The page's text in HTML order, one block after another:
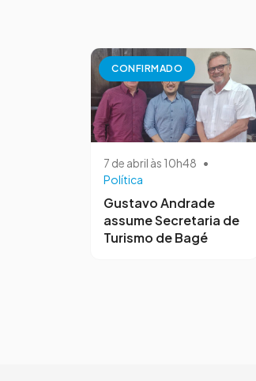
CONFIRMADO
7 de abril às 10h48 •
Política
Gustavo Andrade
assume Secretaria de
Turismo de Bagé